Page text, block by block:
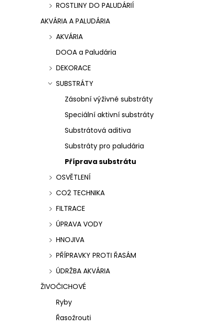
ROSTLINY DO PALUDÁRIÍ
AKVÁRIA A PALUDÁRIA
AKVÁRIA
DOOA a Paludária
DEKORACE
SUBSTRÁTY
Zásobní výživné substráty
Speciální aktivní substráty
Substrátová aditiva
Substráty pro paludária
Příprava substrátu
OSVĚTLENÍ
CO2 TECHNIKA
FILTRACE
ÚPRAVA VODY
HNOJIVA
PŘÍPRAVKY PROTI ŘASÁM
ÚDRŽBA AKVÁRIA
ŽIVOČICHOVÉ
Ryby
Řasožrouti